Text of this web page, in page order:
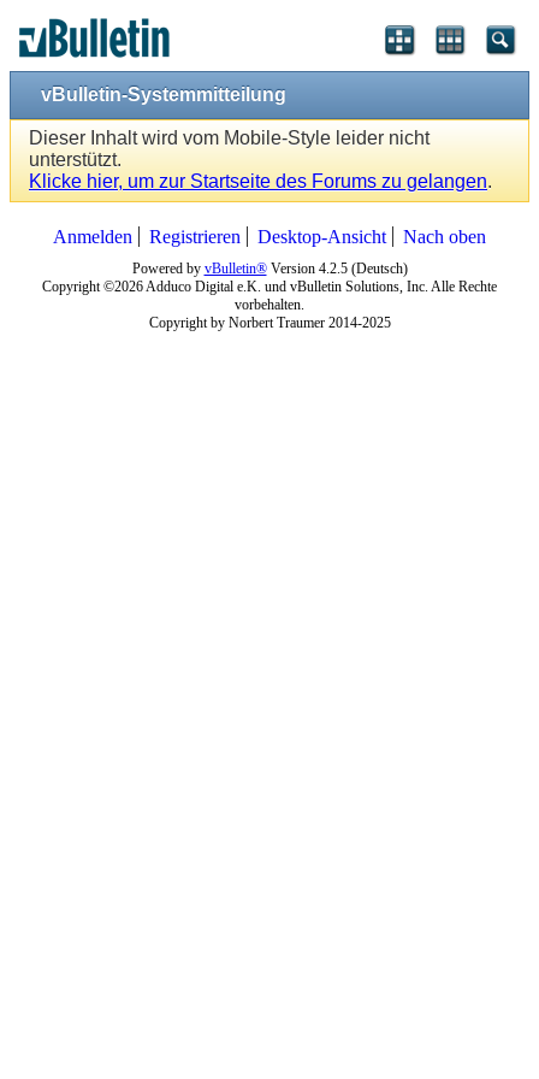
vBulletin-Systemmitteilung
Dieser Inhalt wird vom Mobile-Style leider nicht
unterstützt.
Klicke hier, um zur Startseite des Forums zu gelangen.
Anmelden Registrieren Desktop-Ansicht Nach oben
Powered by vBulletin®Version 4.2.5 (Deutsch)
Copyright ©2026 Adduco Digital e.K. und vBulletin Solutions, Inc. Alle Rechte
vorbehalten.
Copyright by Norbert Traumer 2014-2025